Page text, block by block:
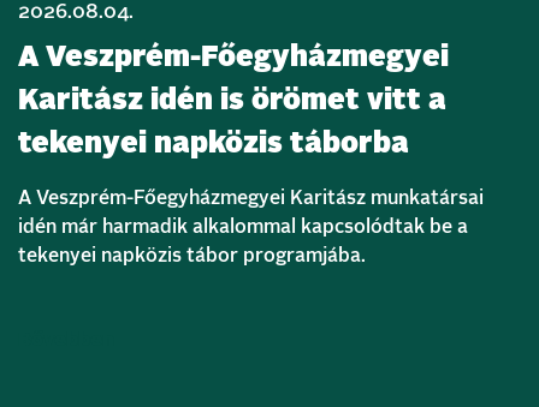
2026.08.04.
A Veszprém-Főegyházmegyei
Karitász idén is örömet vitt a
tekenyei napközis táborba
A Veszprém-Főegyházmegyei Karitász munkatársai
idén már harmadik alkalommal kapcsolódtak be a
tekenyei napközis tábor programjába.